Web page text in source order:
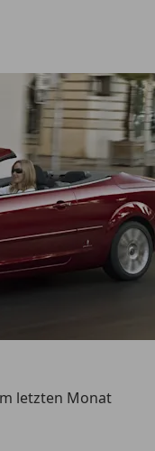
letzten Monat